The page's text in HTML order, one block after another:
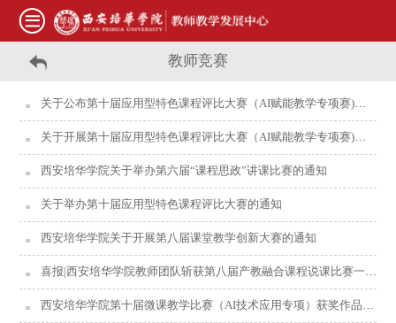
教师竞赛
关于公布第十届应用型特色课程评比大赛（AI赋能教学专项赛)决赛入围名单的通知
关于开展第十届应用型特色课程评比大赛（AI赋能教学专项赛)复赛工作的通知
西安培华学院关于举办第六届“课程思政”讲课比赛的通知
关于举办第十届应用型特色课程评比大赛的通知
西安培华学院关于开展第八届课堂教学创新大赛的通知
喜报|西安培华学院教师团队斩获第八届产教融合课程说课比赛一等奖
西安培华学院第十届微课教学比赛（AI技术应用专项）获奖作品名单公布